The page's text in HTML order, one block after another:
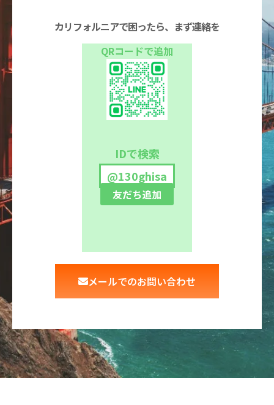
カリフォルニアで困ったら、まず連絡を
QRコードで追加
IDで検索
@130ghisa
友だち追加
メールでのお問い合わせ